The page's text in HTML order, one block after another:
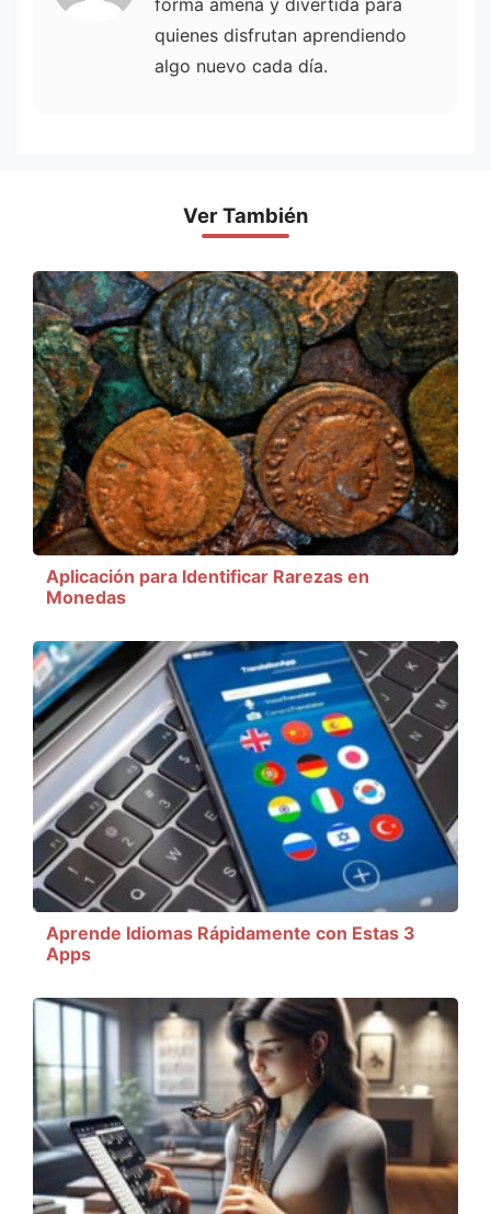
quienes disfrutan aprendiendo
algo nuevo cada día.
Ver También
Aplicación para Identificar Rarezas en
Monedas
Aprende Idiomas Rápidamente con Estas 3
Apps